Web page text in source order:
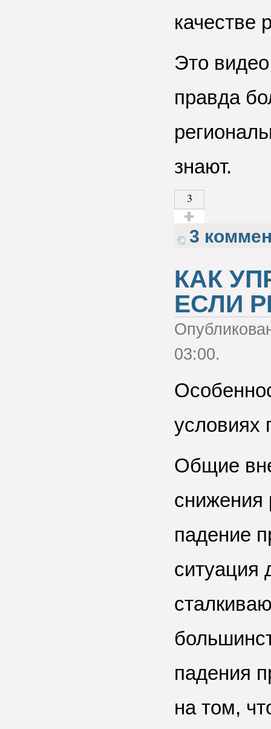
качестве
Это
правда
знают.
3
Голос за!
3
КАК
ЕСЛИ
03:00.
условиях
Общие
снижения
падение
ситуация
падения
на том,